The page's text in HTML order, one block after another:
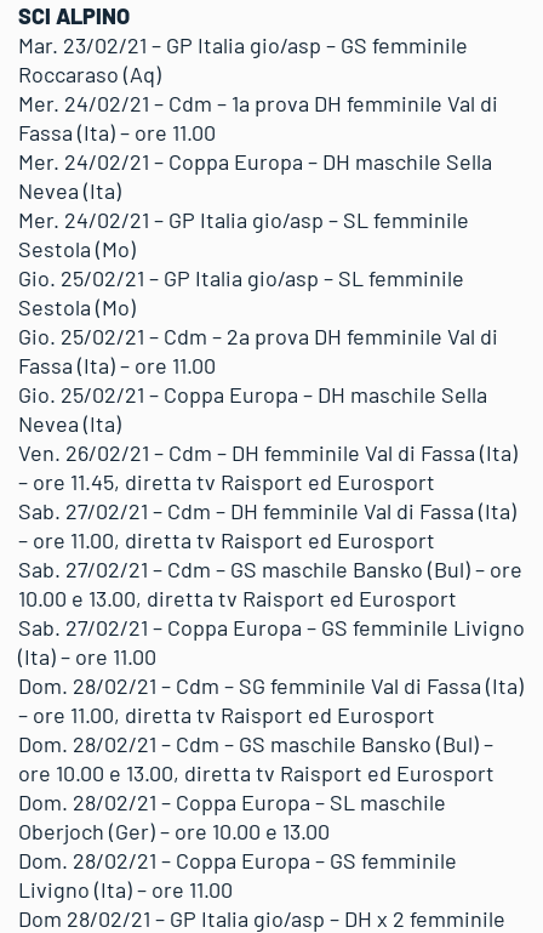
SCI ALPINO
Mar. 23/02/21 – GP Italia gio/asp – GS femminile
Roccaraso (Aq)
Mer. 24/02/21 – Cdm – 1a prova DH femminile Val di
Fassa (Ita) – ore 11.00
Mer. 24/02/21 – Coppa Europa – DH maschile Sella
Nevea (Ita)
Mer. 24/02/21 – GP Italia gio/asp – SL femminile
Sestola (Mo)
Gio. 25/02/21 – GP Italia gio/asp – SL femminile
Sestola (Mo)
Gio. 25/02/21 – Cdm – 2a prova DH femminile Val di
Fassa (Ita) – ore 11.00
Gio. 25/02/21 – Coppa Europa – DH maschile Sella
Nevea (Ita)
Ven. 26/02/21 – Cdm – DH femminile Val di Fassa (Ita)
– ore 11.45, diretta tv Raisport ed Eurosport
Sab. 27/02/21 – Cdm – DH femminile Val di Fassa (Ita)
– ore 11.00, diretta tv Raisport ed Eurosport
Sab. 27/02/21 – Cdm – GS maschile Bansko (Bul) – ore
10.00 e 13.00, diretta tv Raisport ed Eurosport
Sab. 27/02/21 – Coppa Europa – GS femminile Livigno
(Ita) – ore 11.00
Dom. 28/02/21 – Cdm – SG femminile Val di Fassa (Ita)
– ore 11.00, diretta tv Raisport ed Eurosport
Dom. 28/02/21 – Cdm – GS maschile Bansko (Bul) –
ore 10.00 e 13.00, diretta tv Raisport ed Eurosport
Dom. 28/02/21 – Coppa Europa – SL maschile
Oberjoch (Ger) – ore 10.00 e 13.00
Dom. 28/02/21 – Coppa Europa – GS femminile
Livigno (Ita) – ore 11.00
Dom 28/02/21 – GP Italia gio/asp – DH x 2 femminile